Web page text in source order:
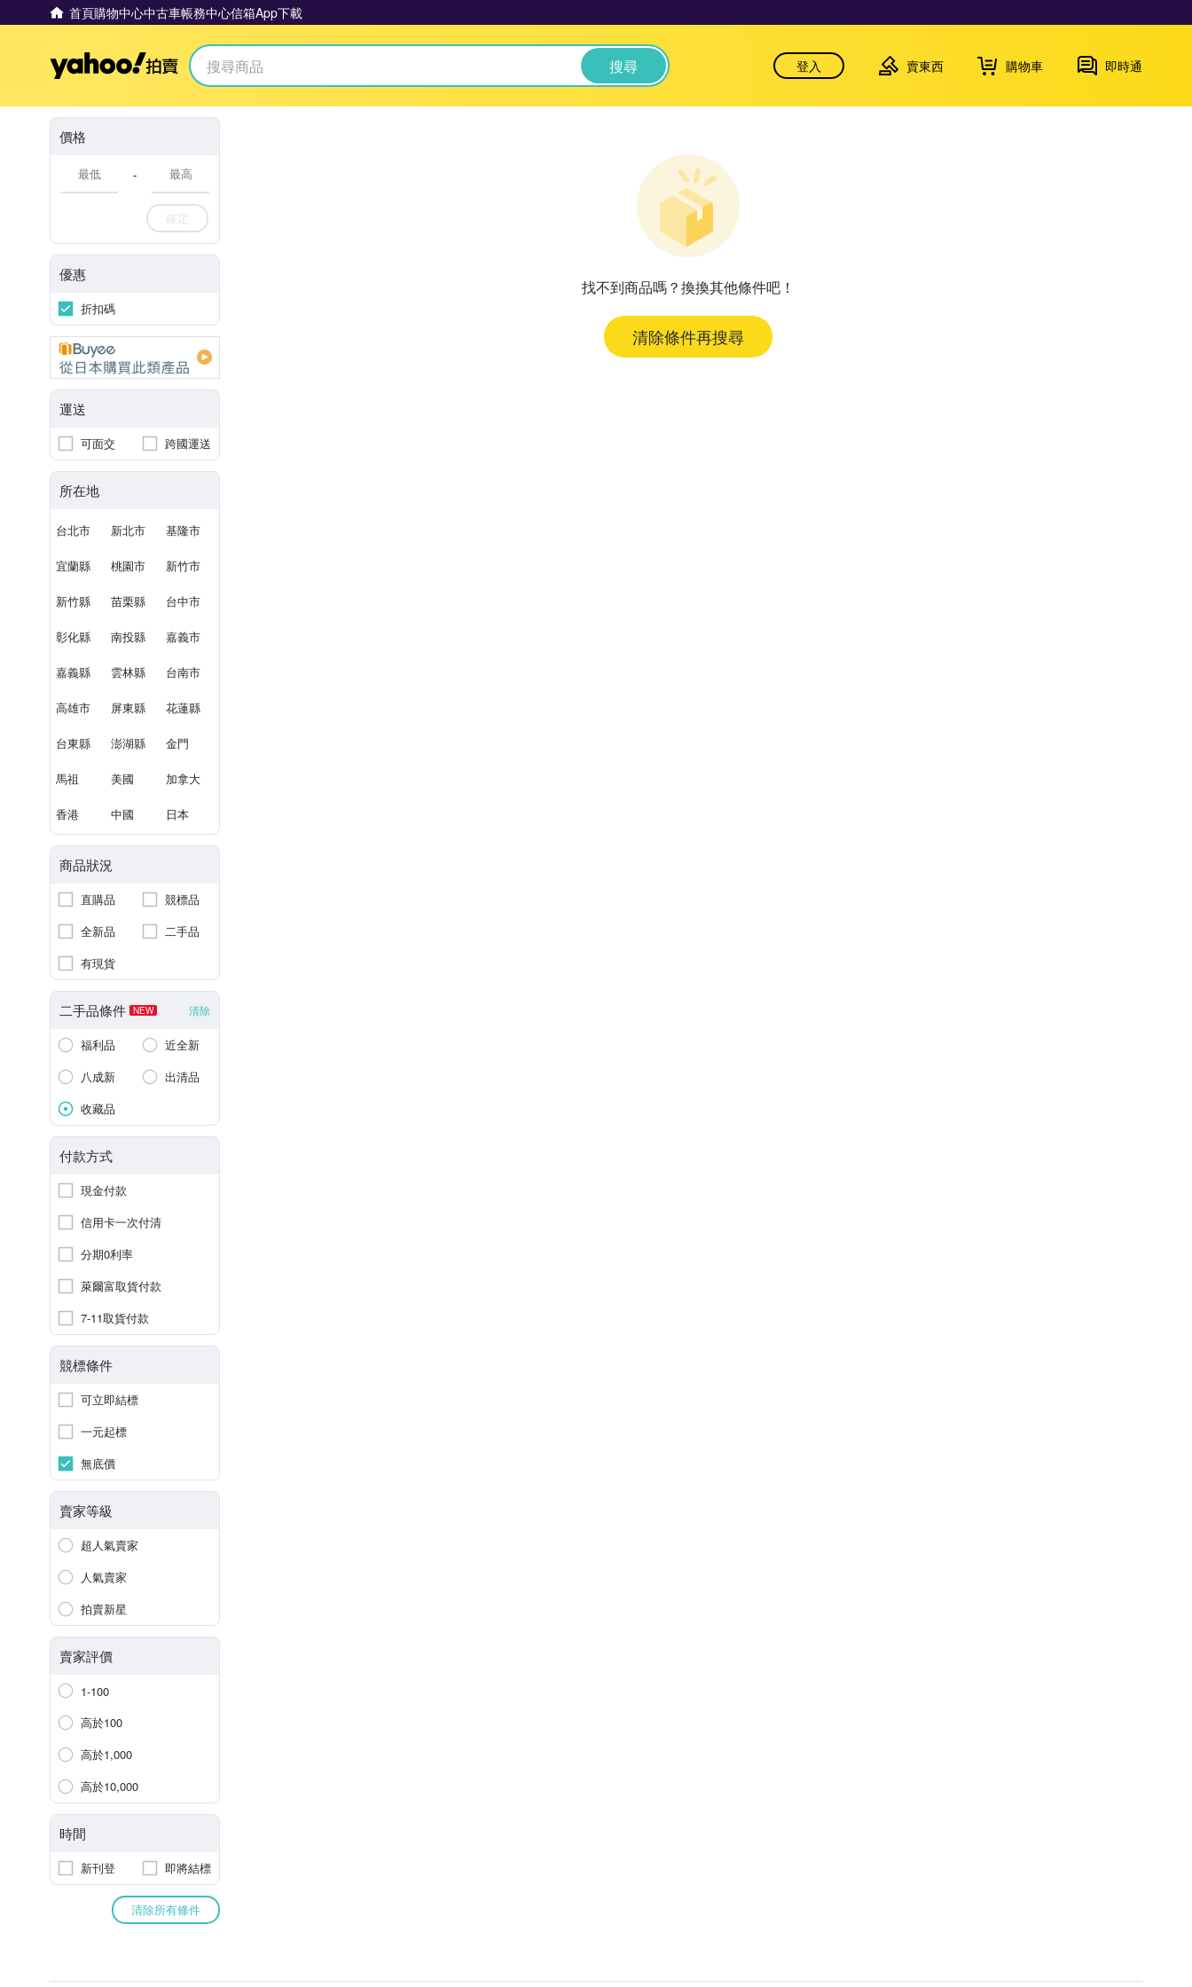
首頁購物中心中古車帳務中心信箱App下載
Yahoo拍賣 搜尋 登入 賣東西 購物車 即時通
價格
-
確定
優惠
折扣碼
運送
可面交 跨國運送
所在地
台北市 新北市 基隆市
宜蘭縣 桃園市 新竹市
新竹縣 苗栗縣 台中市
彰化縣 南投縣 嘉義市
嘉義縣 雲林縣 台南市
高雄市 屏東縣 花蓮縣
台東縣 澎湖縣 金門
馬祖 美國 加拿大
香港 中國 日本
商品狀況
直購品
競標品
全新品
二手品
有現貨
二手品條件 NEW 清除
福利品
近全新
八成新
出清品
收藏品
付款方式
現金付款
信用卡一次付清
分期0利率
萊爾富取貨付款
7-11取貨付款
競標條件
可立即結標
一元起標
無底價
賣家等級
超人氣賣家
人氣賣家
拍賣新星
賣家評價
1-100
高於100
高於1,000
高於10,000
時間
新刊登 即將結標
清除所有條件
找不到商品嗎？換換其他條件吧！
清除條件再搜尋